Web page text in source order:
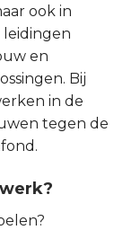
ook in
leidingen
en
Bij
in de
tegen de